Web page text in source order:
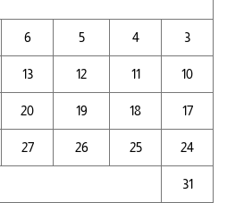
3
4
5
6
10
11
12
13
17
18
19
20
24
25
26
27
31